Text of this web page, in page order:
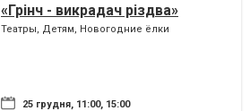
«Грінч - викрадач різдва»
Театры, Детям, Новогодние ёлки
25 грудня, 11:00, 15:00